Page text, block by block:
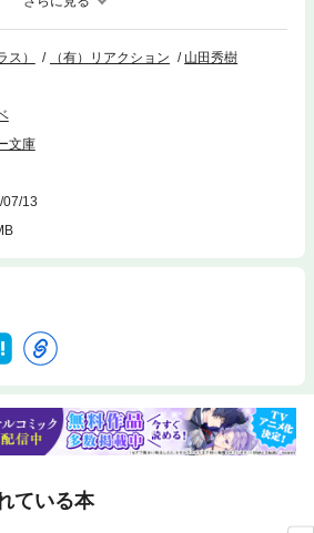
ス） （有）リアクション
山田秀樹
文庫
13
ている本